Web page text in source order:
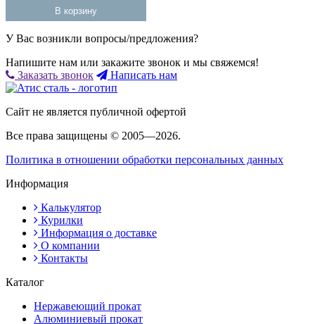
В корзину
У Вас возникли вопросы/предложения?
Напишите нам или закажите звонок и мы свяжемся!
Заказать звонок
Написать нам
Сайт не является публичной офертой
Все права защищены © 2005—2026.
Политика в отношении обработки персональных данных
Информация
Калькулятор
Курилки
Информация о доставке
О компании
Контакты
Каталог
Нержавеющий прокат
Алюминиевый прокат